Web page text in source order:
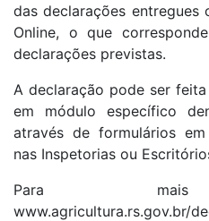
das declarações
Online, o que
declarações previstas.
A declaração pode ser
em módulo específico
através de formulários
nas Inspetorias ou
Para mais
www.agricultura.rs.gov.br/